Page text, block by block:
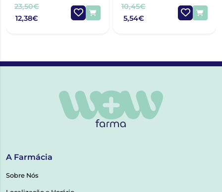
23,50€
12,38€
10,45€
5,54€
A Farmácia
Sobre Nós